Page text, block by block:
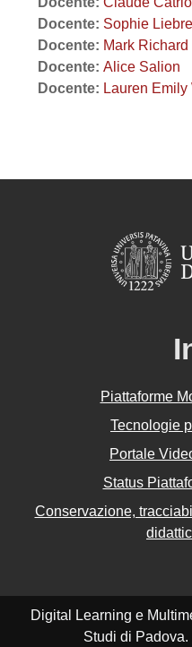
Docente: Sophie
Docente: Mark
Docente: Alice Salion
Docente: Lauren Emily
Piattaforme
Tecnologie
Portale
Status
Conservazione,
Digital Learning e
Studi di